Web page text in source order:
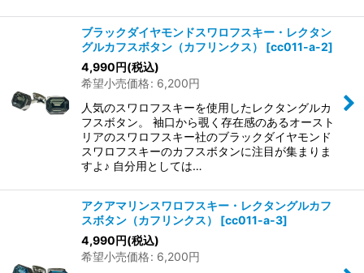
ブラックダイヤモンドスワロフスキー・レクタン
グルカフスボタン（カフリンクス）
[cc011-a-2]
4,990円(税込)
希望小売価格: 6,200円
人気のスワロフスキーを使用したレクタングルカ
フスボタン。 袖口から覗く存在感のあるオースト
リアのスワロフスキー社のブラックダイヤモンド
スワロフスキーのカフスボタンに注目が集まりま
すよ♪ 自分用としては…
アクアマリンスワロフスキー・レクタングルカフ
スボタン（カフリンクス）
[cc011-a-3]
4,990円(税込)
希望小売価格: 6,200円